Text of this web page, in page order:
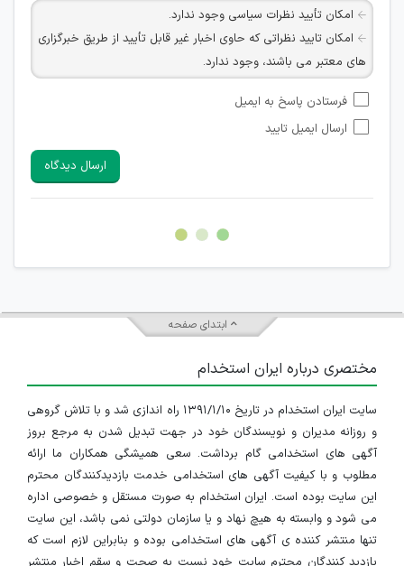
امکان تأیید نظرات سیاسی وجود ندارد.
امکان تایید نظراتی که حاوی اخبار غیر قابل تأیید از طریق خبرگزاری
های معتبر می باشند، وجود ندارد.
شبکه های مجازی ارتباطی می باشند وجود ندارد.
امکان تأیید نظرات کاربرانی که به هر طریقی قصد مأیوس کردن
هرگونه تحریک، تحقیر و کنایه به سایر افراد (مسئول و غیر مسئول)
غیر مجاز می باشد.
امکان هماهنگی برای هرگونه ملاقات حضوری چه به صورت دسته
فرستادن پاسخ به ایمیل
ارسال ایمیل تایید
ارسال دیدگاه
ابتدای صفحه
مختصری درباره ایران استخدام
سایت ایران استخدام در تاریخ ۱۳۹۱/۱/۱۰ راه اندازی شد و با تلاش گروهی
و روزانه مدیران و نویسندگان خود در جهت تبدیل شدن به مرجع بروز
آگهی های استخدامی گام برداشت. سعی همیشگی همکاران ما ارائه
مطلوب و با کیفیت آگهی های استخدامی خدمت بازدیدکنندگان محترم
این سایت بوده است. ایران استخدام به صورت مستقل و خصوصی اداره
می شود و وابسته به هیچ نهاد و یا سازمان دولتی نمی باشد، این سایت
تنها منتشر کننده ی آگهی های استخدامی بوده و بنابراین لازم است که
بازدید کنندگان محترم سایت خود نسبت به صحت و سقم اخبار منتشر